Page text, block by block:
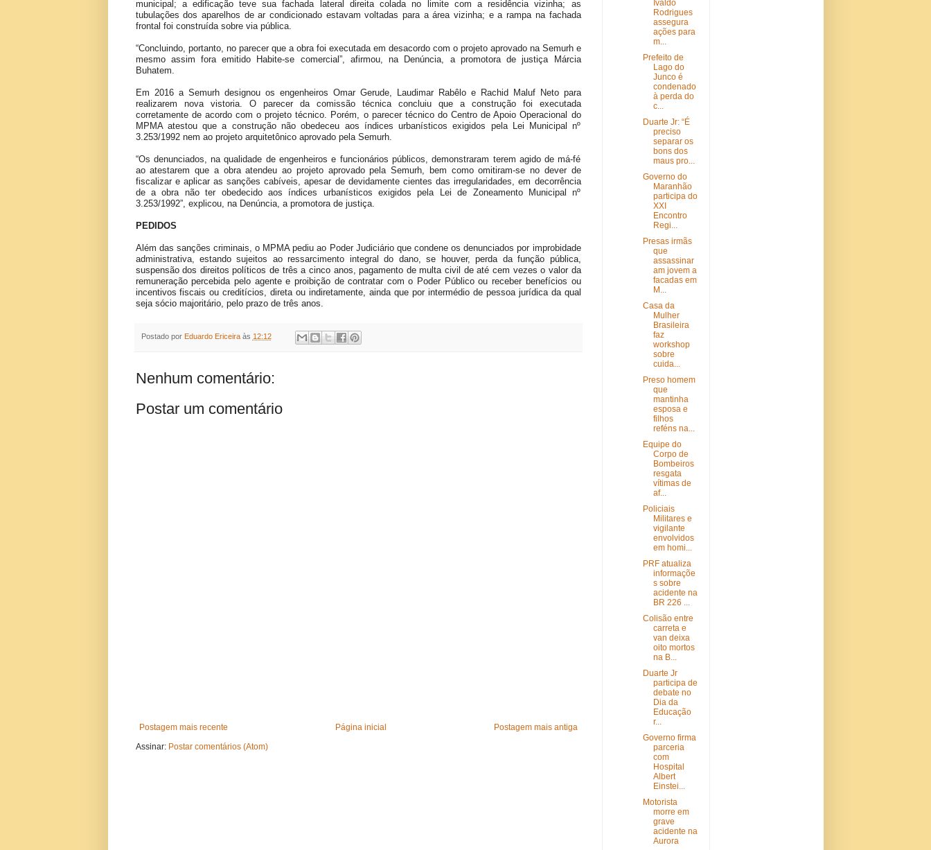
municipal; a edificação teve sua fachada lateral direita colada no limite com a residência vizinha; as
tubulações dos aparelhos de ar condicionado estavam voltadas para a área vizinha; e a rampa na fachada
frontal foi construída sobre via pública.
“Concluindo, portanto, no parecer que a obra foi executada em desacordo com o projeto aprovado na Semurh e
mesmo assim fora emitido Habite-se comercial”, afirmou, na Denúncia, a promotora de justiça Márcia
Buhatem.
Em 2016 a Semurh designou os engenheiros Omar Gerude, Laudimar Rabêlo e Rachid Maluf Neto para
realizarem nova vistoria. O parecer da comissão técnica concluiu que a construção foi executada
corretamente de acordo com o projeto técnico. Porém, o parecer técnico do Centro de Apoio Operacional do
MPMA atestou que a construção não obedeceu aos índices urbanísticos exigidos pela Lei Municipal nº
3.253/1992 nem ao projeto arquitetônico aprovado pela Semurh.
“Os denunciados, na qualidade de engenheiros e funcionários públicos, demonstraram terem agido de má-fé
ao atestarem que a obra atendeu ao projeto aprovado pela Semurh, bem como omitiram-se no dever de
fiscalizar e aplicar as sanções cabíveis, apesar de devidamente cientes das irregularidades, em decorrência
de a obra não ter obedecido aos índices urbanísticos exigidos pela Lei de Zoneamento Municipal nº
3.253/1992”, explicou, na Denúncia, a promotora de justiça.
PEDIDOS
Além das sanções criminais, o MPMA pediu ao Poder Judiciário que condene os denunciados por improbidade
administrativa, estando sujeitos ao ressarcimento integral do dano,se houver, perda da função pública,
suspensão dos direitos políticos de três a cinco anos, pagamento de multa civil de até cem vezes o valor da
remuneração percebida pelo agente e proibição de contratar com o Poder Público ou receber benefícios ou
incentivos fiscais ou creditícios, direta ou indiretamente, ainda que por intermédio de pessoa jurídica da qual
seja sócio majoritário, pelo prazo de três anos.
Postado por Eduardo Ericeira às 12:12
Nenhum comentário:
Postar um comentário
Postagem mais recente Postagem mais antiga
Página inicial
Assinar: Postar comentários (Atom)
Ivaldo
Rodrigues
assegura
ações para
m...
Prefeito de
Lago do
Junco é
condenado
à perda do
c...
Duarte Jr: “É
preciso
separar os
bons dos
maus pro...
Governo do
Maranhão
participa do
XXI
Encontro
Regi...
Presas irmãs
que
assassinar
am jovem a
facadas em
M...
Casa da
Mulher
Brasileira
faz
workshop
sobre
cuida...
Preso homem
que
mantinha
esposa e
filhos
reféns na...
Equipe do
Corpo de
Bombeiros
resgata
vítimas de
af...
Policiais
Militares e
vigilante
envolvidos
em homi...
PRF atualiza
informaçõe
s sobre
acidente na
BR 226 ...
Colisão entre
carreta e
van deixa
oito mortos
na B...
Duarte Jr
participa de
debate no
Dia da
Educação
r...
Governo firma
parceria
com
Hospital
Albert
Einstei...
Motorista
morre em
grave
acidente na
Aurora